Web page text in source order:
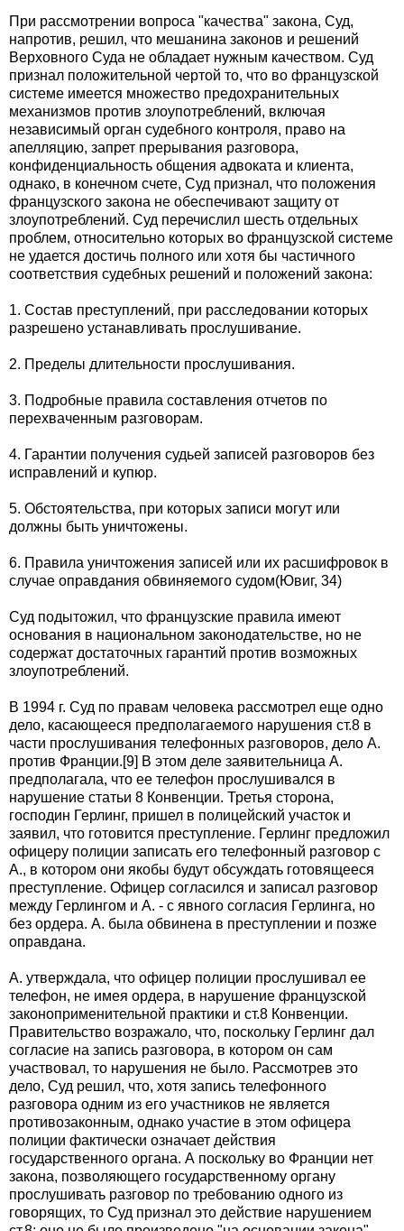
При рассмотрении вопроса "качества" закона, Суд,
напротив, решил, что мешанина законов и решений
Верховного Суда не обладает нужным качеством. Суд
признал положительной чертой то, что во французской
системе имеется множество предохранительных
механизмов против злоупотреблений, включая
независимый орган судебного контроля, право на
апелляцию, запрет прерывания разговора,
конфиденциальность общения адвоката и клиента,
однако, в конечном счете, Суд признал, что положения
французского закона не обеспечивают защиту от
злоупотреблений. Суд перечислил шесть отдельных
проблем, относительно которых во французской системе
не удается достичь полного или хотя бы частичного
соответствия судебных решений и положений закона:
1. Состав преступлений, при расследовании которых
разрешено устанавливать прослушивание.
2. Пределы длительности прослушивания.
3. Подробные правила составления отчетов по
перехваченным разговорам.
4. Гарантии получения судьей записей разговоров без
исправлений и купюр.
5. Обстоятельства, при которых записи могут или
должны быть уничтожены.
6. Правила уничтожения записей или их расшифровок в
случае оправдания обвиняемого судом(Ювиг, 34)
Суд подытожил, что французские правила имеют
основания в национальном законодательстве, но не
содержат достаточных гарантий против возможных
злоупотреблений.
В 1994 г. Суд по правам человека рассмотрел еще одно
дело, касающееся предполагаемого нарушения ст.8 в
части прослушивания телефонных разговоров, дело А.
против Франции.[9] В этом деле заявительница А.
предполагала, что ее телефон прослушивался в
нарушение статьи 8 Конвенции. Третья сторона,
господин Герлинг, пришел в полицейский участок и
заявил, что готовится преступление. Герлинг предложил
офицеру полиции записать его телефонный разговор с
А., в котором они якобы будут обсуждать готовящееся
преступление. Офицер согласился и записал разговор
между Герлингом и А. - с явного согласия Герлинга, но
без ордера. А. была обвинена в преступлении и позже
оправдана.
А. утверждала, что офицер полиции прослушивал ее
телефон, не имея ордера, в нарушение французской
законоприменительной практики и ст.8 Конвенции.
Правительство возражало, что, поскольку Герлинг дал
согласие на запись разговора, в котором он сам
участвовал, то нарушения не было. Рассмотрев это
дело, Суд решил, что, хотя запись телефонного
разговора одним из его участников не является
противозаконным, однако участие в этом офицера
полиции фактически означает действия
государственного органа. А поскольку во Франции нет
закона, позволяющего государственному органу
прослушивать разговор по требованию одного из
говорящих, то Суд признал это действие нарушением